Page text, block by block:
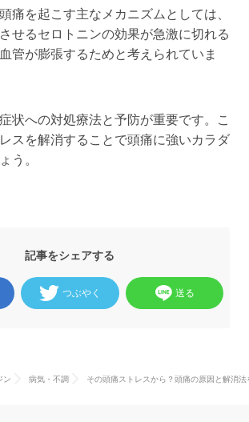
痛を起こす主なメカニズムとしては、
せるセロトニンの効果が急激に切れる
管が膨張するためと考えられていま
状への対処療法と予防が重要です。こ
スを解消することで頭痛に強いカラダ
う。
記事をシェアする
つぶやく 送る
ン 病気・不調 その頭痛ストレスから？頭痛の原因と解消法